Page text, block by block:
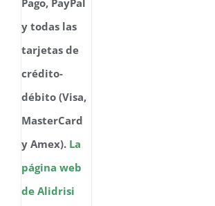
y todas las
tarjetas de
crédito-
débito (Visa,
MasterCard
y Amex). La
página web
de Alidrisi